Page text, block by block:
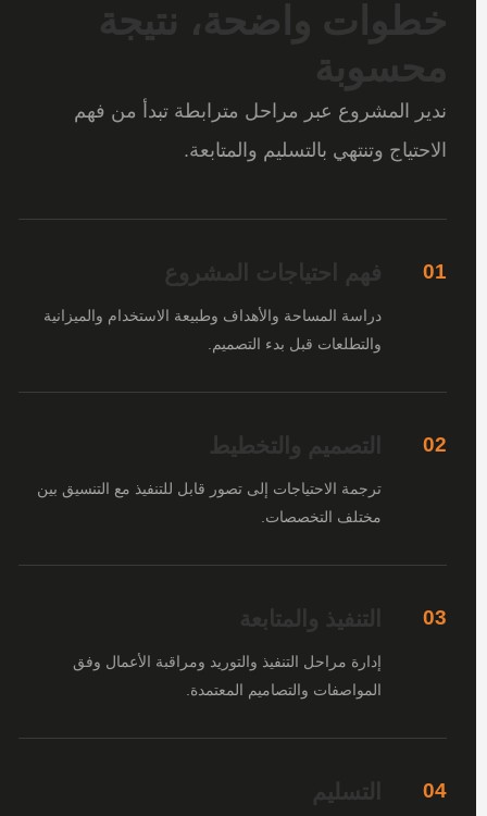
خطوات واضحة، نتيجة
محسوبة
ندير المشروع عبر مراحل مترابطة تبدأ من فهم
الاحتياج وتنتهي بالتسليم والمتابعة.
01 فهم احتياجات المشروع
دراسة المساحة والأهداف وطبيعة الاستخدام والميزانية
والتطلعات قبل بدء التصميم.
02 التصميم والتخطيط
ترجمة الاحتياجات إلى تصور قابل للتنفيذ مع التنسيق بين
مختلف التخصصات.
03 التنفيذ والمتابعة
إدارة مراحل التنفيذ والتوريد ومراقبة الأعمال وفق
المواصفات والتصاميم المعتمدة.
04 التسليم